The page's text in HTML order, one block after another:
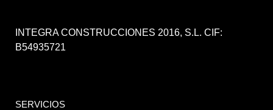
INTEGRA CONSTRUCCIONES 2016, S.L. CIF:
B54935721
SERVICIOS